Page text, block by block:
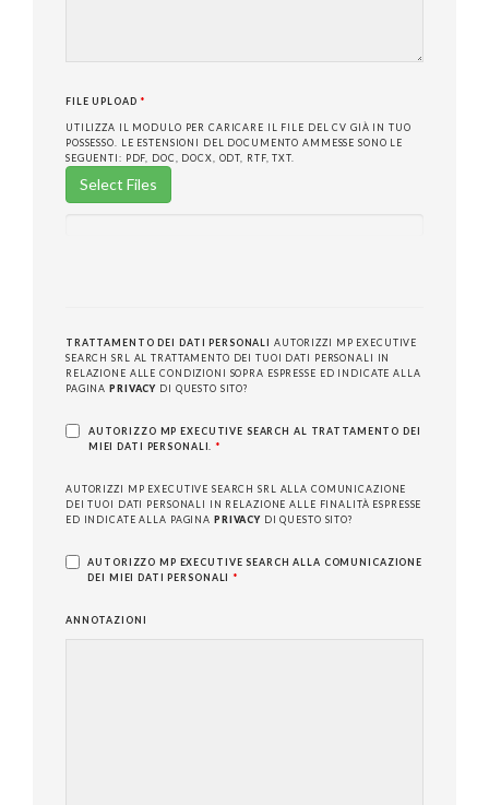
FILE UPLOAD *
Select Files
UTILIZZA IL MODULO PER CARICARE IL FILE DEL CV GIÀ IN TUO
POSSESSO. LE ESTENSIONI DEL DOCUMENTO AMMESSE SONO LE
SEGUENTI: PDF, DOC, DOCX, ODT, RTF, TXT.
TRATTAMENTO DEI DATI PERSONALI AUTORIZZI MP EXECUTIVE
SEARCH SRL AL TRATTAMENTO DEI TUOI DATI PERSONALI IN
RELAZIONE ALLE CONDIZIONI SOPRA ESPRESSE ED INDICATE ALLA
PAGINAPRIVACY DI QUESTO SITO?
AUTORIZZO MP EXECUTIVE SEARCH AL TRATTAMENTO DEI
MIEI DATI PERSONALI. *
AUTORIZZI MP EXECUTIVE SEARCH SRL ALLA COMUNICAZIONE
DEI TUOI DATI PERSONALI IN RELAZIONE ALLE FINALITÀ ESPRESSE
ED INDICATE ALLA PAGINA PRIVACYDI QUESTO SITO?
AUTORIZZO MP EXECUTIVE SEARCH ALLA COMUNICAZIONE
DEI MIEI DATI PERSONALI *
ANNOTAZIONI